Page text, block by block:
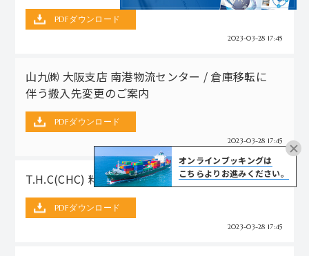
オンラインブッキングは
こちらよりお進みください。
PDFダウンロード
2023-03-28 17:45
山九㈱ 大阪支店 南港物流センター / 倉庫移転に
伴う搬入先変更のご案内
PDFダウンロード
2023-03-28 17:45
T.H.C(CHC) 料金改定のお知らせ【輸入LCL】
PDFダウンロード
2023-03-28 17:45